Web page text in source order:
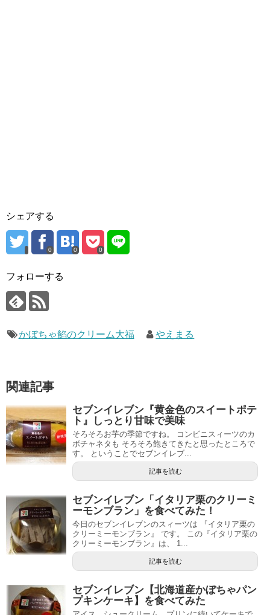
シェアする
0 0 0
フォローする
かぼちゃ餡のクリーム大福 やえまる
関連記事
セブンイレブン『黄金色のスイートポテ
ト』しっとり甘味で美味
そろそろお芋の季節ですね。 コンビニスィーツのカ
ボチャネタも そろそろ飽きてきたと思ったところで
す。 ということでセブンイレブ...
記事を読む
セブンイレブン「イタリア栗のクリーミ
ーモンブラン」を食べてみた！
今日のセブンイレブンのスィーツは 『イタリア栗の
クリーミーモンブラン』 です。 この『イタリア栗の
クリーミーモンブラン』は、 1...
記事を読む
セブンイレブン【北海道産かぼちゃパン
プキンケーキ】を食べてみた